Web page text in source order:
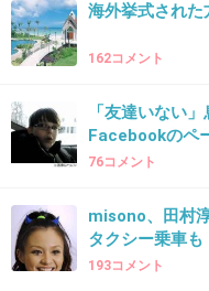
友達が来てくれる
うに１人ぼっちに
36. 匿名2015/07/23(木) 08:38:34
17万の費用なの？
海外挙式された
162コメント
「友達いない
Facebookのペ
76コメント
misono、田村
タクシー乗車も
193コメント